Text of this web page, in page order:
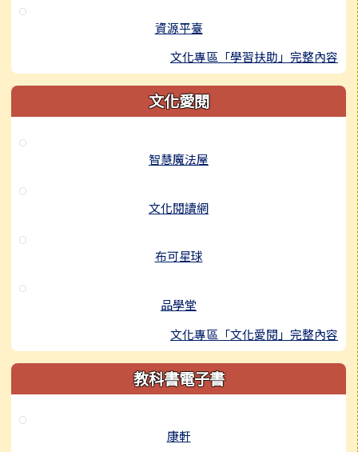
資源平臺
文化專區「學習扶助」完整內容
文化愛閱
智慧魔法屋
文化閱讀網
布可星球
品學堂
文化專區「文化愛閱」完整內容
教科書電子書
康軒